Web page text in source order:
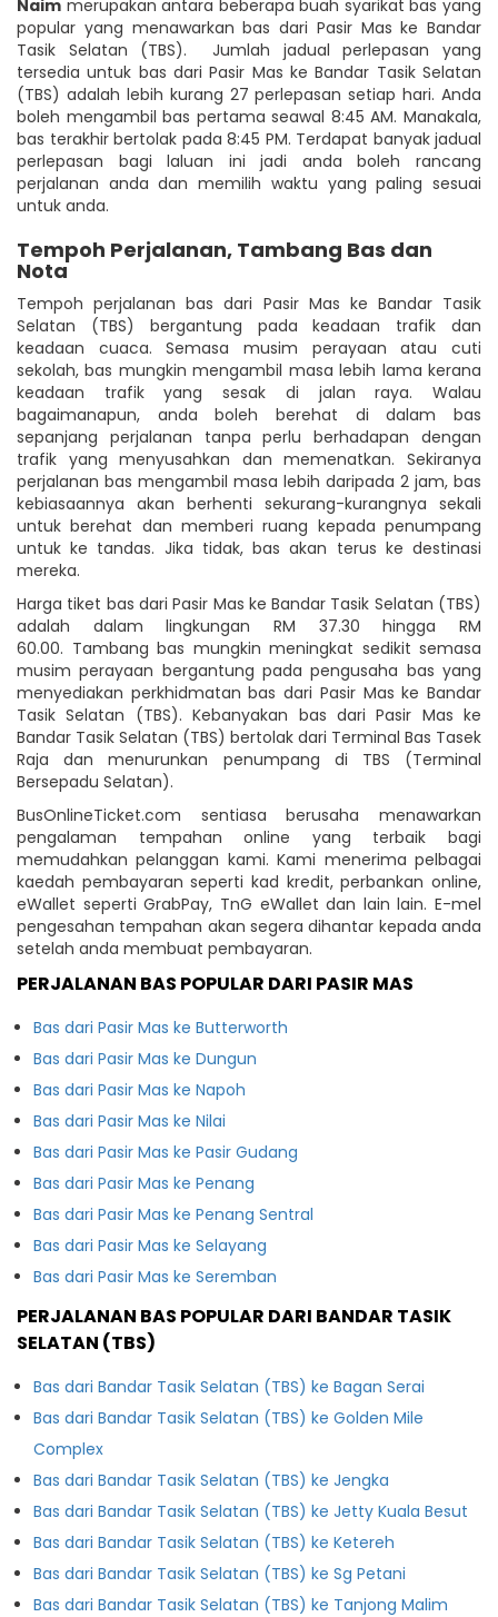
Naim merupakan antara beberapa buah syarikat bas yang
popular yang menawarkan bas dari Pasir Mas ke Bandar
Tasik Selatan (TBS). Jumlah jadual perlepasan yang
tersedia untuk bas dari Pasir Mas ke Bandar Tasik Selatan
(TBS) adalah lebih kurang 27 perlepasan setiap hari. Anda
boleh mengambil bas pertama seawal 8:45 AM. Manakala,
bas terakhir bertolak pada 8:45 PM. Terdapat banyak jadual
perlepasan bagi laluan ini jadi anda boleh rancang
perjalanan anda dan memilih waktu yang paling sesuai
untuk anda.
Tempoh Perjalanan, Tambang Bas dan
Nota
Tempoh perjalanan bas dari Pasir Mas ke Bandar Tasik
Selatan (TBS) bergantung pada keadaan trafik dan
keadaan cuaca. Semasa musim perayaan atau cuti
sekolah, bas mungkin mengambil masa lebih lama kerana
keadaan trafik yang sesak di jalan raya. Walau
bagaimanapun, anda boleh berehat di dalam bas
sepanjang perjalanan tanpa perlu berhadapan dengan
trafik yang menyusahkan dan memenatkan. Sekiranya
perjalanan bas mengambil masa lebih daripada 2 jam, bas
kebiasaannya akan berhenti sekurang-kurangnya sekali
untuk berehat dan memberi ruang kepada penumpang
untuk ke tandas. Jika tidak, bas akan terus ke destinasi
mereka.
Harga tiket bas dari Pasir Mas ke Bandar Tasik Selatan (TBS)
adalah dalam lingkungan RM 37.30 hingga RM
60.00. Tambang bas mungkin meningkat sedikit semasa
musim perayaan bergantung pada pengusaha bas yang
menyediakan perkhidmatan bas dari Pasir Mas ke Bandar
Tasik Selatan (TBS). Kebanyakan bas dari Pasir Mas ke
Bandar Tasik Selatan (TBS) bertolak dari Terminal Bas Tasek
Raja dan menurunkan penumpang di TBS (Terminal
Bersepadu Selatan).
BusOnlineTicket.com sentiasa berusaha menawarkan
pengalaman tempahan online yang terbaik bagi
memudahkan pelanggan kami. Kami menerima pelbagai
kaedah pembayaran seperti kad kredit, perbankan online,
eWallet seperti GrabPay, TnG eWallet dan lain lain. E-mel
pengesahan tempahan akan segera dihantar kepada anda
setelah anda membuat pembayaran.
PERJALANAN BAS POPULAR DARI PASIR MAS
Bas dari Pasir Mas ke Butterworth
Bas dari Pasir Mas ke Dungun
Bas dari Pasir Mas ke Napoh
Bas dari Pasir Mas ke Nilai
Bas dari Pasir Mas ke Pasir Gudang
Bas dari Pasir Mas ke Penang
Bas dari Pasir Mas ke Penang Sentral
Bas dari Pasir Mas ke Selayang
Bas dari Pasir Mas ke Seremban
PERJALANAN BAS POPULAR DARI BANDAR TASIK
SELATAN (TBS)
Bas dari Bandar Tasik Selatan (TBS) ke Bagan Serai
Bas dari Bandar Tasik Selatan (TBS) ke Golden Mile
Complex
Bas dari Bandar Tasik Selatan (TBS) ke Jengka
Bas dari Bandar Tasik Selatan (TBS) ke Jetty Kuala Besut
Bas dari Bandar Tasik Selatan (TBS) ke Ketereh
Bas dari Bandar Tasik Selatan (TBS) ke Sg Petani
Bas dari Bandar Tasik Selatan (TBS) ke Tanjong Malim